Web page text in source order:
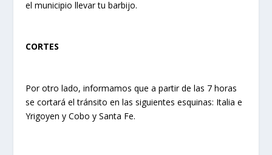
el municipio llevar tu barbijo.
CORTES
Por otro lado, informamos que a partir de las 7 horas
se cortará el tránsito en las siguientes esquinas: Italia e
Yrigoyen y Cobo y Santa Fe.